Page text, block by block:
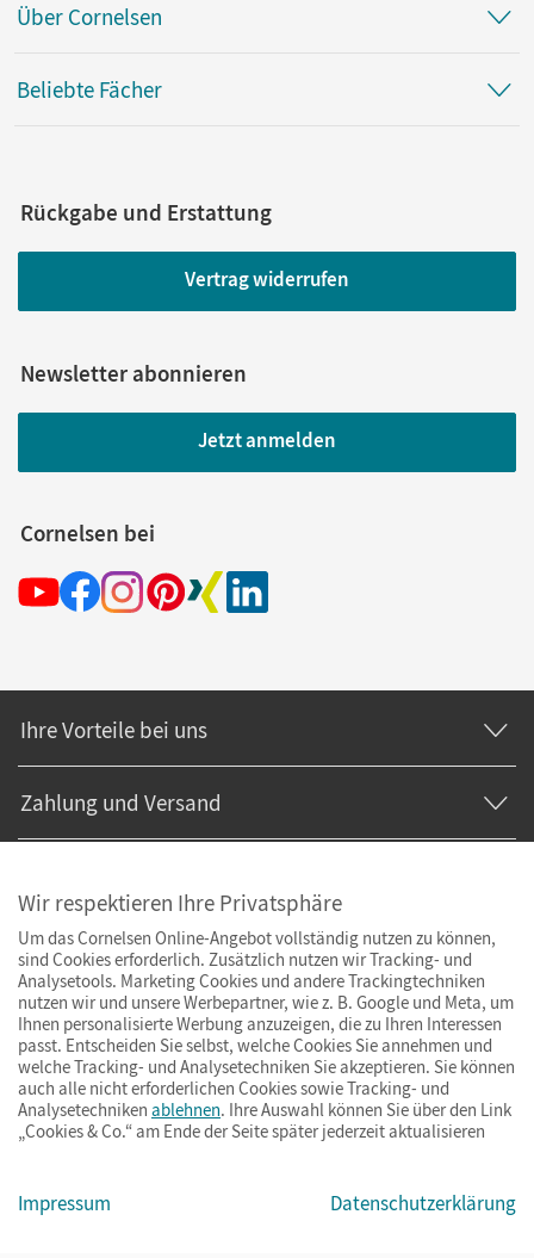
Über Cornelsen
Beliebte Fächer
Rückgabe und Erstattung
Vertrag widerrufen
Newsletter abonnieren
Jetzt anmelden
Cornelsen bei
Ihre Vorteile bei uns
Zahlung und Versand
© Cornelsen Verlag 2026
ImpressumAGBDatenschutzBarrierefreiheitCookies & Co.
Wir respektieren Ihre Privatsphäre
Um das Cornelsen Online-Angebot vollständig nutzen zu können,
sind Cookies erforderlich. Zusätzlich nutzen wir Tracking- und
Analysetools. Marketing Cookies und andere Trackingtechniken
nutzen wir und unsere Werbepartner, wie z. B. Google und Meta, um
Ihnen personalisierte Werbung anzuzeigen, die zu Ihren Interessen
passt. Entscheiden Sie selbst, welche Cookies Sie annehmen und
welche Tracking- und Analysetechniken Sie akzeptieren. Sie können
auch alle nicht erforderlichen Cookies sowie Tracking- und
Analysetechniken ablehnen. Ihre Auswahl können Sie über den Link
„Cookies & Co.“ am Ende der Seite später jederzeit aktualisieren
Impressum Datenschutzerklärung